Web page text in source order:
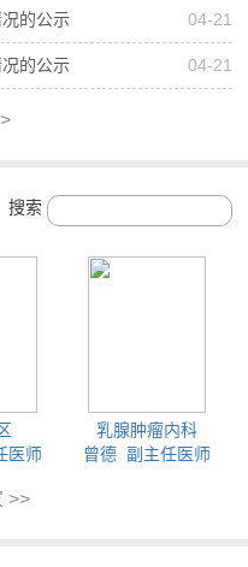
的公示 04-21
的公示 04-21
搜索
医师
乳腺肿瘤内科
曾德 副主任医师
>>